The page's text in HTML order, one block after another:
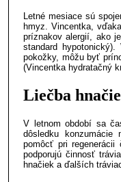
Letné mesiace sú
hmyz. Vincentka,
príznakov alergií, ako
standard
pokožky, môžu byť
(Vincentka hydratačný
Liečba
V letnom období sa
dôsledku konzumácie
pomôcť pri regenerácii
podporujú činnosť
hnačiek a ďalších